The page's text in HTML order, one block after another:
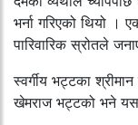
भर्ना गरिएको थियो ।
पारिवारिक स्रोतले
स्वर्गीय भट्टका
खेमराज भट्टको भने